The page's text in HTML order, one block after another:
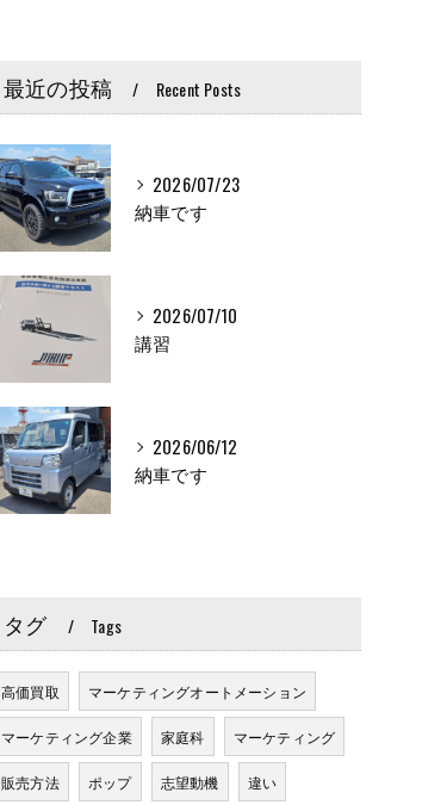
最近の投稿 Recent Posts
2026/07/23
納車です
2026/07/10
講習
2026/06/12
納車です
タグ Tags
高価買取 マーケティングオートメーション
マーケティング企業 家庭科 マーケティング
販売方法 ポップ 志望動機 違い